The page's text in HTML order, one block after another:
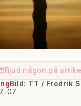
Bjud någon på
07
Bild: TT / Fredrik